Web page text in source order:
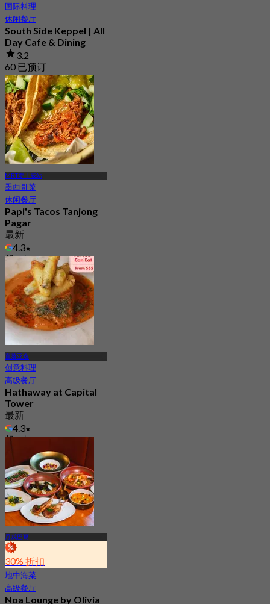
国际料理
休闲餐厅
South Side Keppel | All
Day Cafe & Dining
3.2
60 已预订
起S$ 29.5
MRT麦士威站
墨西哥菜
休闲餐厅
Papi's Tacos Tanjong
Pagar
最新
4.3
起S$ 25
直落亚逸
创意料理
高级餐厅
Hathaway at Capital
Tower
最新
4.3
起S$ 36.33
丹戎巴葛
30% 折扣
地中海菜
高级餐厅
Noa Lounge by Olivia